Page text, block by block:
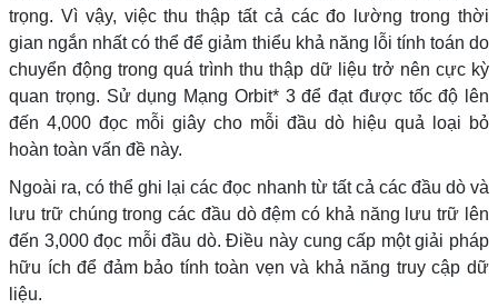
trọng. Vì vậy, việc thu thập tất cả các đo lường trong thời
gian ngắn nhất có thể để giảm thiểu khả năng lỗi tính toán do
chuyển động trong quá trình thu thập dữ liệu trở nên cực kỳ
quan trọng. Sử dụng Mạng Orbit* 3 để đạt được tốc độ lên
đến 4,000 đọc mỗi giây cho mỗi đầu dò hiệu quả loại bỏ
hoàn toàn vấn đề này.
Ngoài ra, có thể ghi lại các đọc nhanh từ tất cả các đầu dò và
lưu trữ chúng trong các đầu dò đệm có khả năng lưu trữ lên
đến 3,000 đọc mỗi đầu dò. Điều này cung cấp một giải pháp
hữu ích để đảm bảo tính toàn vẹn và khả năng truy cập dữ
liệu.